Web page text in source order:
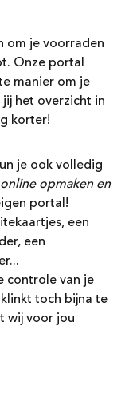
om je voorraden
Onze portal
manier om je
het overzicht in
korter!
je ook volledig
opmaken en
portal!
een
een
controle van je
toch bijna te
wij voor jou